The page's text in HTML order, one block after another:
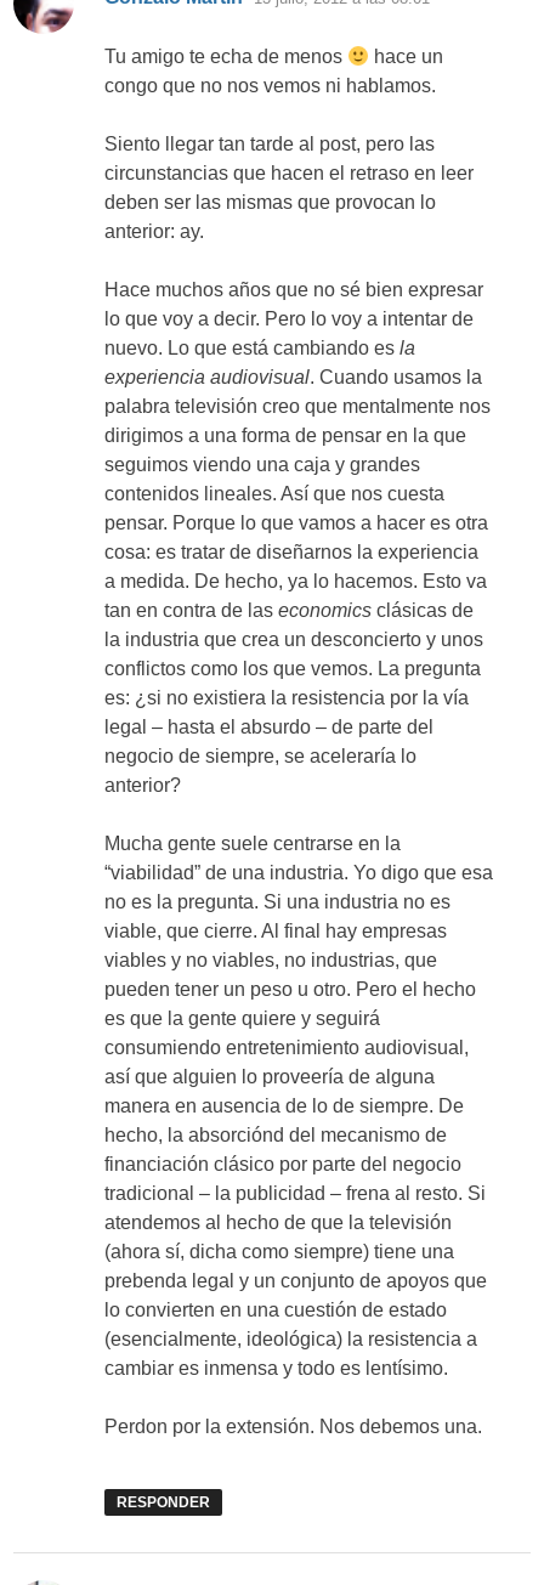
Tu amigo te echa de menos
hace un
congo que no nos vemos ni hablamos.
Siento llegar tan tarde al post, pero las
circunstancias que hacen el retraso en leer
deben ser las mismas que provocan lo
anterior: ay.
Hace muchos años que no sé bien expresar
lo que voy a decir. Pero lo voy a intentar de
nuevo. Lo que está cambiando esla
experiencia audiovisual. Cuando usamos la
palabra televisión creo que mentalmente nos
dirigimos a una forma de pensar en la que
seguimos viendo una caja y grandes
contenidos lineales. Así que nos cuesta
pensar. Porque lo que vamos a hacer es otra
cosa: es tratar de diseñarnos la experiencia
a medida. De hecho, ya lo hacemos. Esto va
tan en contra de laseconomics clásicas de
la industria que crea un desconcierto y unos
conflictos como los que vemos. La pregunta
es: ¿si no existiera la resistencia por la vía
legal – hasta el absurdo – de parte del
negocio de siempre, se aceleraría lo
anterior?
Mucha gente suele centrarse en la
“viabilidad” de una industria. Yo digo que esa
no es la pregunta. Si una industria no es
viable, que cierre. Al final hay empresas
viables y no viables, no industrias, que
pueden tener un peso u otro. Pero el hecho
es que la gente quiere y seguirá
consumiendo entretenimiento audiovisual,
así que alguien lo proveería de alguna
manera en ausencia de lo de siempre. De
hecho, la absorciónd del mecanismo de
financiación clásico por parte del negocio
tradicional – la publicidad – frena al resto. Si
atendemos al hecho de que la televisión
(ahora sí, dicha como siempre) tiene una
prebenda legal y un conjunto de apoyos que
lo convierten en una cuestión de estado
(esencialmente, ideológica) la resistencia a
cambiar es inmensa y todo es lentísimo.
Perdon por la extensión. Nos debemos una.
RESPONDER